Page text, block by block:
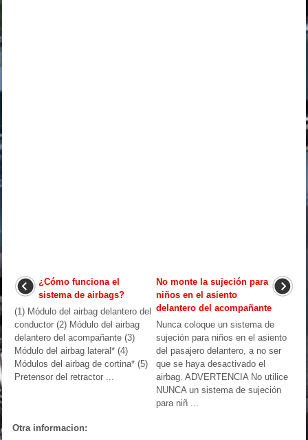
¿Cómo funciona el
sistema de airbags?
(1) Módulo del airbag delantero del
conductor (2) Módulo del airbag
delantero del acompañante (3)
Módulo del airbag lateral* (4)
Módulos del airbag de cortina* (5)
Pretensor del retractor ...
No monte la sujeción para
niños en el asiento
delantero del acompañante
Nunca coloque un sistema de
sujeción para niños en el asiento
del pasajero delantero, a no ser
que se haya desactivado el
airbag. ADVERTENCIA No utilice
NUNCA un sistema de sujeción
para niñ ...
Otra informacion: